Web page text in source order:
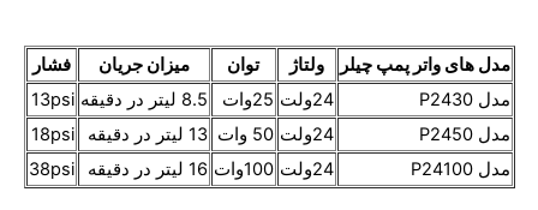
مدل های واتر پمپ چیلر ولتاژ توان میزان جریان
فشار
مدل P2430
24ولت 25وات 8.5 لیتر در دقیقه
13psi
مدل P2450
24ولت 50 وات 13 لیتر در دقیقه
18psi
مدل P24100
24ولت 100وات 16 لیتر در دقیقه 38psi